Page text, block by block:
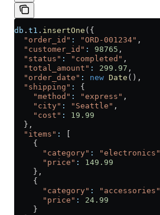
db . t1 . insertOne ({
  "order_id"
: "ORD-001234" ,
  "customer_id"
: 98765 ,
  "status"
: "completed" ,
  "total_amount"
: 299.97 ,
  "order_date"
: new Date (),
  "shipping"
:
{
    "method"
: "express" ,
    "city"
: "Seattle" ,
    "cost"
:
19.99
  },
  "items"
:
    {
      "category"
: "electronics"
      "price"
:
149.99
    },
    {
      "category"
: "accessories"
      "price"
:
24.99
    }